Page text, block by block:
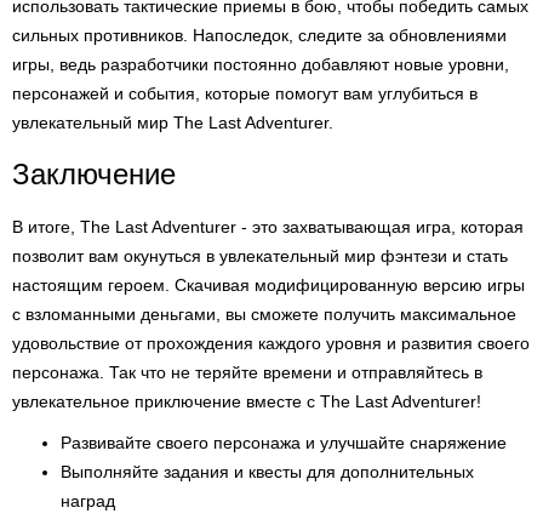
использовать тактические приемы в бою, чтобы победить самых
сильных противников. Напоследок, следите за обновлениями
игры, ведь разработчики постоянно добавляют новые уровни,
персонажей и события, которые помогут вам углубиться в
увлекательный мир The Last Adventurer.
Заключение
В итоге, The Last Adventurer - это захватывающая игра, которая
позволит вам окунуться в увлекательный мир фэнтези и стать
настоящим героем. Скачивая модифицированную версию игры
с взломанными деньгами, вы сможете получить максимальное
удовольствие от прохождения каждого уровня и развития своего
персонажа. Так что не теряйте времени и отправляйтесь в
увлекательное приключение вместе с The Last Adventurer!
Развивайте своего персонажа и улучшайте снаряжение
Выполняйте задания и квесты для дополнительных
наград